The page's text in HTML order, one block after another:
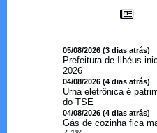
05/08/2026 (3 dias atrás)
Prefeitura de Ilhéus
2026
04/08/2026 (4 dias atrás)
Urna eletrônica é
do TSE
04/08/2026 (4 dias atrás)
Gás de cozinha fica